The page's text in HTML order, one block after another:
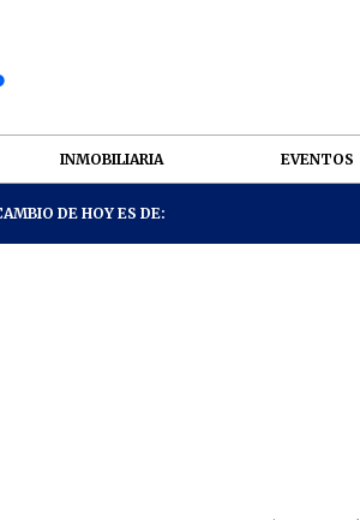
INMOBILIARIA EVENTOS
DE HOY ES DE: